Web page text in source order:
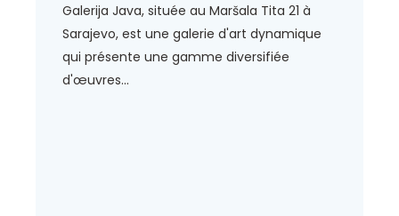
Galerija Java, située au Maršala Tita 21 à
Sarajevo, est une galerie d'art dynamique
qui présente une gamme diversifiée
d'œuvres...